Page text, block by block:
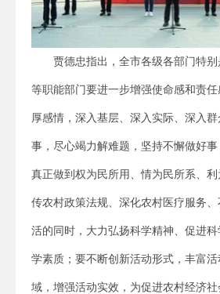
贾德忠指出，全市各级各部门特
等职能部门要进一步增强使命感和责
厚感情，深入基层、深入实际、深入
事，尽心竭力解难题，坚持不懈做好事
真正做到权为民所用、情为民所系、
传农村政策法规、深化农村医疗服务
活的同时，大力弘扬科学精神、促进
学素质；要不断创新活动形式，丰富
域，增强活动实效，为促进农村经济